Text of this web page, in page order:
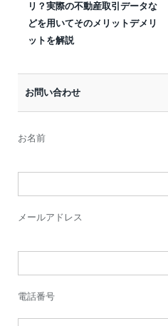
リ？実際の不動産取引データな
どを用いてそのメリットデメリ
ットを解説
お問い合わせ
お名前
メールアドレス
電話番号